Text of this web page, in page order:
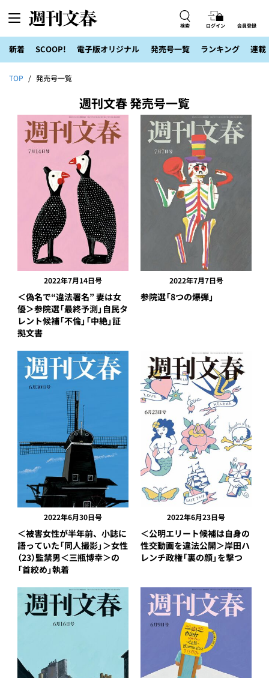
検索 ログイン 会員登録
新着 SCOOP! 電子版オリジナル 発売号一覧 ランキング 連載
TOP 発売号一覧
週刊文春 発売号一覧
2022年7月14日号
＜偽名で“違法署名” 妻は女
優＞参院選「最終予測」自民タ
レント候補「不倫」「中絶」証
拠文書
2022年7月7日号
参院選「8つの爆弾」
2022年6月30日号
＜被害女性が半年前、小誌に
語っていた「同人撮影」＞女性
（23）監禁男＜三瓶博幸＞の
「首絞め」執着
2022年6月23日号
＜公明エリート候補は自身の
性交動画を違法公開＞岸田ハ
レンチ政権「裏の顔」を撃つ